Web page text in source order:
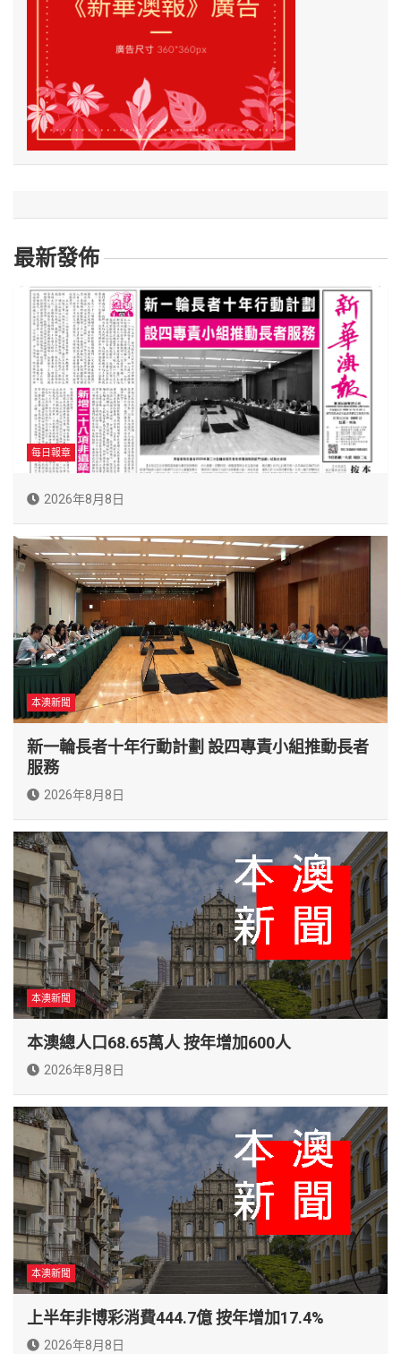
最新發佈
每日報章
2026年8月8日
本澳新聞
新一輪長者十年行動計劃 設四專責小組推動長者
服務
2026年8月8日
本澳新聞
本澳總人口68.65萬人 按年增加600人
2026年8月8日
本澳新聞
上半年非博彩消費444.7億 按年增加17.4%
2026年8月8日